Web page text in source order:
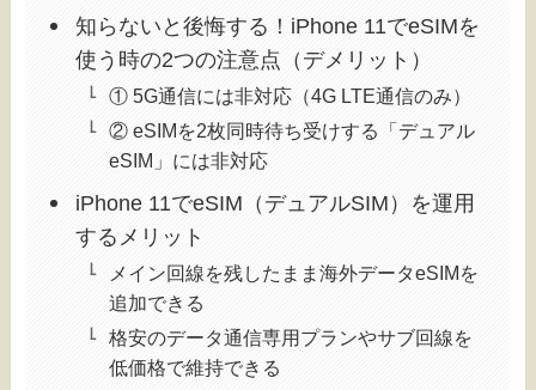
知らないと後悔する！iPhone 11でeSIMを
使う時の2つの注意点（デメリット）
① 5G通信には非対応（4G LTE通信のみ）
② eSIMを2枚同時待ち受けする「デュアル
eSIM」には非対応
iPhone 11でeSIM（デュアルSIM）を運用
するメリット
メイン回線を残したまま海外データeSIMを
追加できる
格安のデータ通信専用プランやサブ回線を
低価格で維持できる